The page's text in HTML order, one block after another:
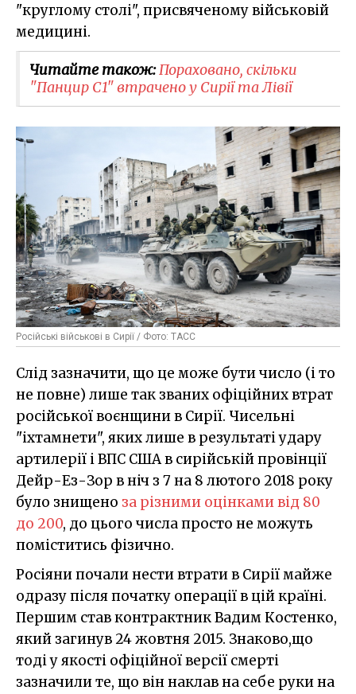
"круглому столі", присвяченому військовій
медицині.
Читайте також:Пораховано, скільки
"Панцир С1" втрачено у Сирії та Лівії
Російські військові в Сирії / Фото: ТАСС
Слід зазначити, що це може бути число (і то
не повне) лише так званих офіційних втрат
російської воєнщини в Сирії. Чисельні
"іхтамнети", яких лише в результаті удару
артилерії і ВПС США в сирійській провінції
Дейр-Ез-Зор в ніч з 7 на 8 лютого 2018 року
було знищено за різними оцінками від 80
до 200, до цього числа просто не можуть
поміститись фізично.
Росіяни почали нести втрати в Сирії майже
одразу після початку операції в цій країні.
Першим став контрактник Вадим Костенко,
який загинув 24 жовтня 2015. Знаково,що
тоді у якості офіційної версії смерті
зазначили те, що він наклав на себе руки на